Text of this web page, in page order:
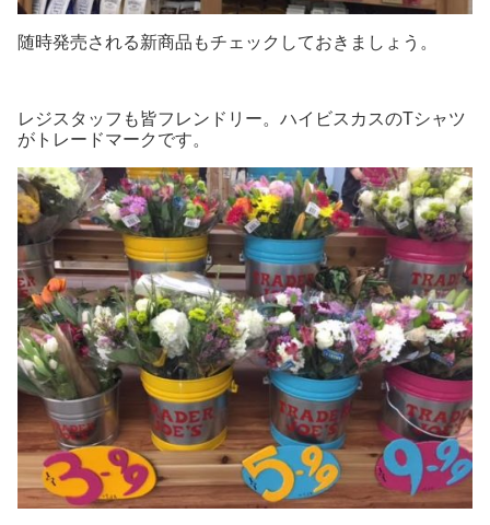
随時発売される新商品もチェックしておきましょう。
レジスタッフも皆フレンドリー。ハイビスカスのTシャツ
がトレードマークです。